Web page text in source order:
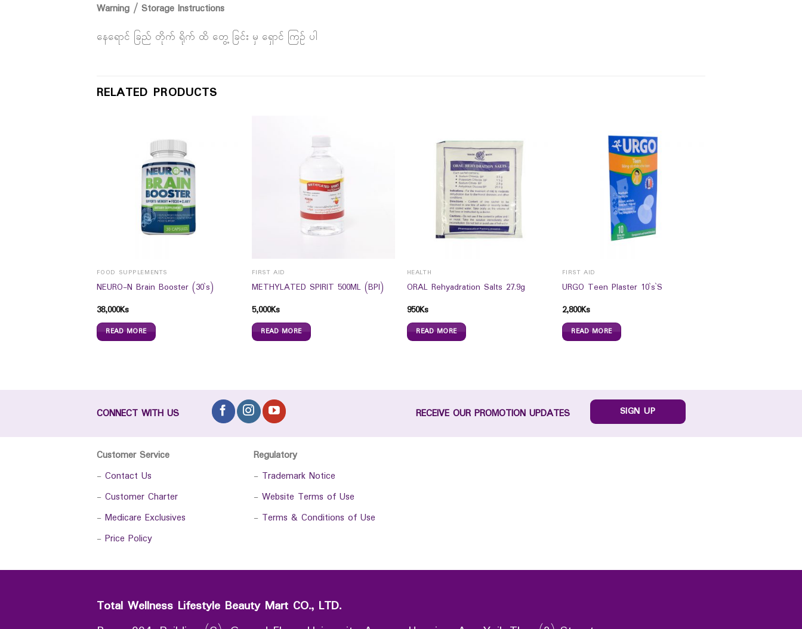
Warning / Storage Instructions
နေရောင် ခြည် တိုက် ရိုက် ထိ တွေ့ ခြင်း မှ ရှောင် ကြဉ် ပါ
RELATED PRODUCTS
FOOD SUPPLEMENTS
NEURO-N Brain Booster (30`s)
38,000Ks
READ MORE
FIRST AID
METHYLATED SPIRIT 500ML (BPI)
5,000Ks
READ MORE
HEALTH
ORAL Rehyadration Salts 27.9g
950Ks
READ MORE
FIRST AID
URGO Teen Plaster 10`s`S
2,800Ks
READ MORE
CONNECT WITH US RECEIVE OUR PROMOTION UPDATES SIGN UP
Customer Service
- Contact Us
- Customer Charter
- Medicare Exclusives
- Price Policy
Regulatory
- Trademark Notice
- Website Terms of Use
- Terms & Conditions of Use
Total Wellness Lifestyle Beauty Mart CO., LTD.